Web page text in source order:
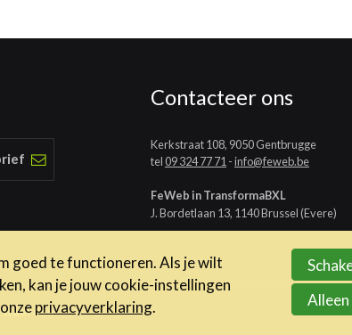
Contacteer ons
Kerkstraat 108, 9050 Gentbrugge
tel09 324 77 71 -info@feweb.be
FeWeb in TransformaBXL
J. Bordetlaan 13, 1140 Brussel (Evere)
goed te functioneren. Als je wilt
kan je jouw cookie-instellingen
privacyverklaring.